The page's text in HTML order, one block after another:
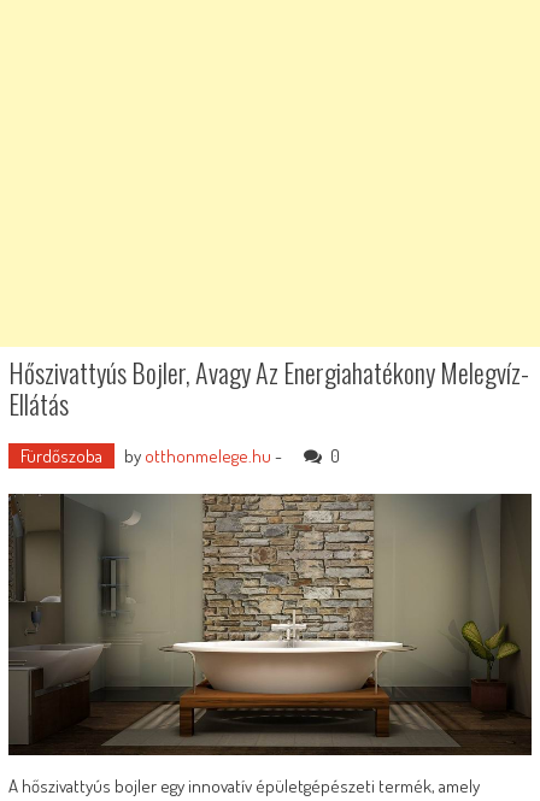
Hőszivattyús Bojler, Avagy Az Energiahatékony Melegvíz-
Ellátás
Fürdőszoba by otthonmelege.hu - 0
A hőszivattyús bojler egy innovatív épületgépészeti termék, amely